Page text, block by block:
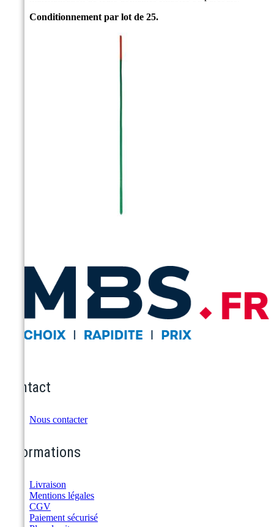
Conditionnement par lot de 25.
Contact
Nous contacter
Informations
Livraison
Mentions légales
CGV
Paiement sécurisé